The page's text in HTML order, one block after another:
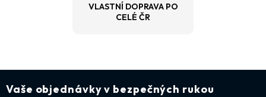
VLASTNÍ DOPRAVA PO
CELÉ ČR
Vaše objednávky v bezpečných rukou